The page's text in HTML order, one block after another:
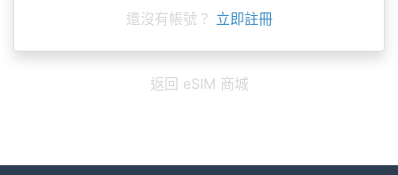
還沒有帳號？ 立即註冊
返回 eSIM 商城